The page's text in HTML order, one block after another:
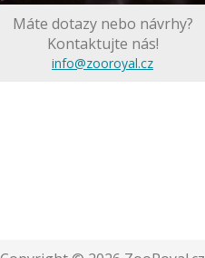
Máte dotazy nebo návrhy?
Kontaktujte nás!
info@zooroyal.cz